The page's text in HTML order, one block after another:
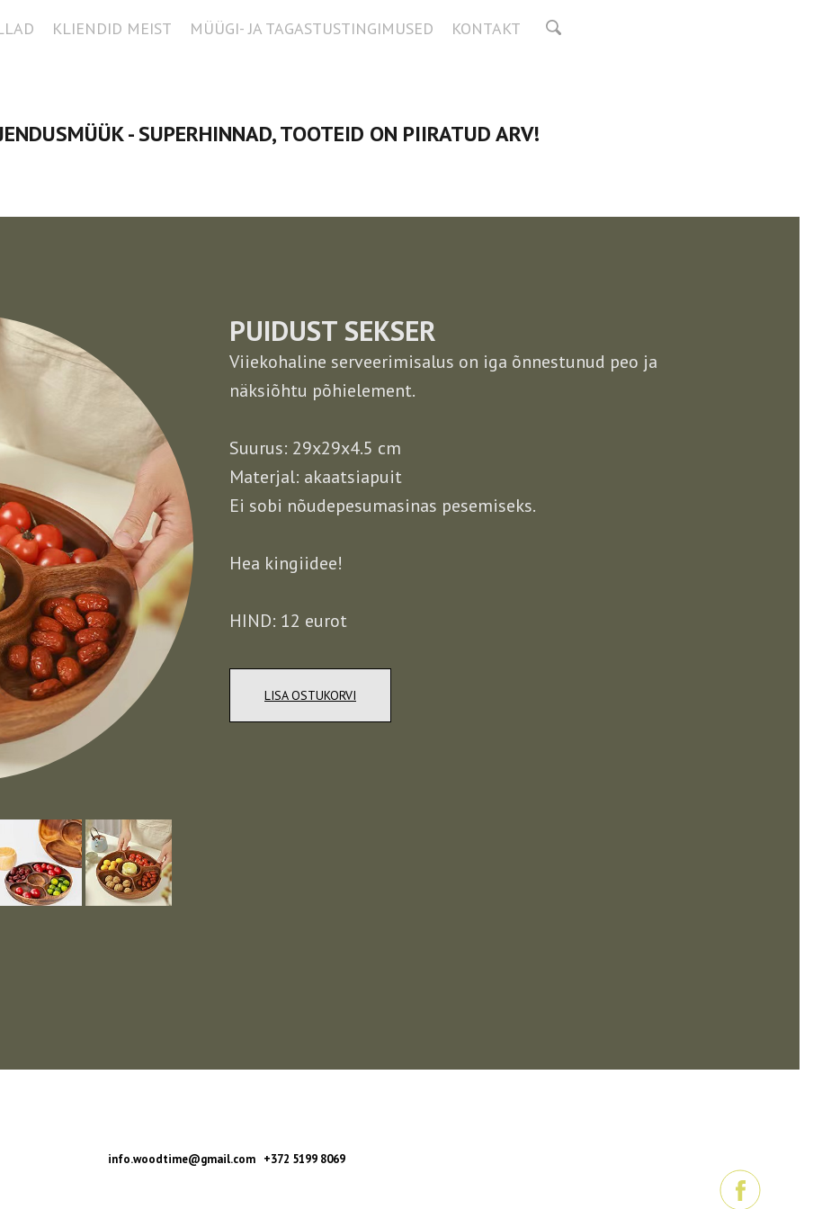
KLIENDID MEIST MÜÜGI- JA TAGASTUSTINGIMUSED KONTAKT
- SUPERHINNAD, TOOTEID ON PIIRATUD ARV!
PUIDUST SEKSER
Viiekohaline serveerimisalus on iga õnnestunud peo ja
näksiõhtu põhielement.
Suurus: 29x29x4.5 cm
Materjal: akaatsiapuit
Ei sobi nõudepesumasinas pesemiseks.
Hea kingiidee!
HIND: 12 eurot
LISA OSTUKORVI
info.woodtime@gmail.com +372 5199 8069